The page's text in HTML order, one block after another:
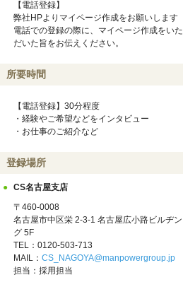
【電話登録】
弊社HPよりマイページ作成をお願いします
電話での登録の際に、マイページ作成をいた
だいた旨をお伝えください。
所要時間
【電話登録】30分程度
・経験やご希望などをインタビュー
・お仕事のご紹介など
登録場所
CS名古屋支店
〒460-0008
名古屋市中区栄 2-3-1 名古屋広小路ビルヂン
グ 5F
TEL：0120-503-713
MAIL： CS_NAGOYA@manpowergroup.jp
担当：採用担当